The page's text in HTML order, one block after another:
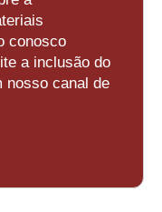
conosco
a inclusão do
nosso canal de